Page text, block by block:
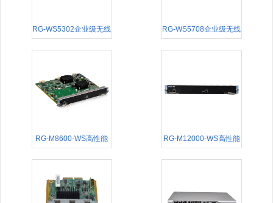
RG-WS5302企业级无线 RG-WS5708企业级无线
RG-M8600-WS高性能 RG-M12000-WS高性能